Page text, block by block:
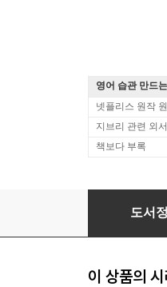
영어 습관 만드
넷플리스 원작
지브리 관련 외
책보다 부록
Fate/stay
도서
이 상품의